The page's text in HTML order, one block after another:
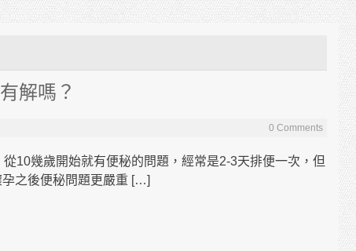
解嗎？
0 Comments
10幾歲開始就有便秘的問題，經常是2-3天排便一次，但
之後便秘問題更嚴重 […]